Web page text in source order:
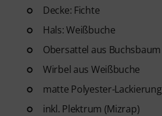
Decke: Fichte
Hals: Weißbuche
Obersattel aus Buchsbaum
Wirbel aus Weißbuche
matte Polyester-Lackierung
inkl. Plektrum (Mizrap)